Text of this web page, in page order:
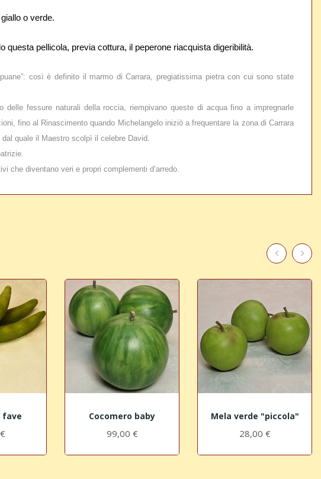
o verde.
questa pellicola, previa cottura, il peperone riacquista digeribilità.
così è definito il marmo di Carrara, pregiatissima pietra con cui sono state
fessure naturali della roccia, riempivano queste di acqua fino a impregnarle
fino al Rinascimento quando Michelangelo iniziò a frequentare la zona di Carrara
quale il Maestro scolpì il celebre David.
che diventano veri e propri complementi d’arredo.
fave Cocomero baby
99,00 €
Mela verde "piccola"
28,00 €